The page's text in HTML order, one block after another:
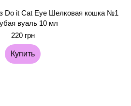
Do it Cat Eye Шелковая кошка №1
вуаль 10 мл
220 грн
Купить